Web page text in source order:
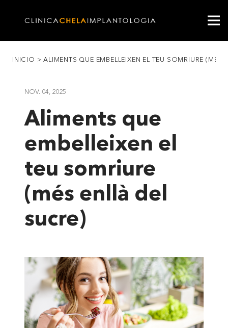
INICIO >ALIMENTS QUE EMBELLEIXEN EL TEU SOMRIURE (MÉS
NOV. 04, 2025
Aliments que
embelleixen el
teu somriure
(més enllà del
sucre)